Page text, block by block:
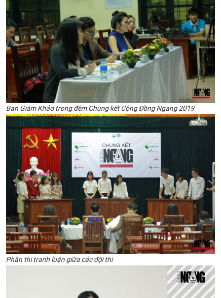
Ban Giám Khảo trong đêm Chung kết Cộng Đồng Ngang 2019
Phần thi tranh luận giữa các đội thi